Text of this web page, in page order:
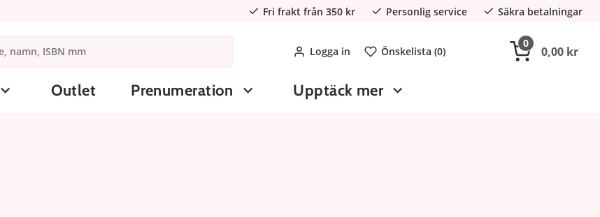
Fri frakt från 350 kr Personlig service Säkra betalningar
Logga in Önskelista (0)
0
0,00 kr
Outlet Prenumeration Upptäck mer